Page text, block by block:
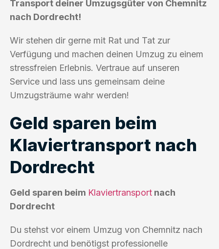
Transport deiner Umzugsgüter von Chemnitz
nach Dordrecht!
Wir stehen dir gerne mit Rat und Tat zur
Verfügung und machen deinen Umzug zu einem
stressfreien Erlebnis. Vertraue auf unseren
Service und lass uns gemeinsam deine
Umzugsträume wahr werden!
Geld sparen beim
Klaviertransport nach
Dordrecht
Geld sparen beim Klaviertransport nach
Dordrecht
Du stehst vor einem Umzug von Chemnitz nach
Dordrecht und benötigst professionelle